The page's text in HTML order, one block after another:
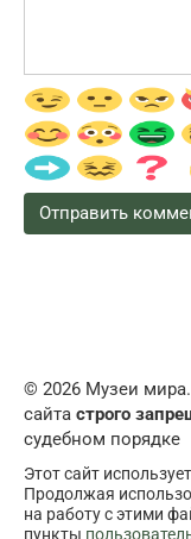
© 2026 Музеи
сайта строго
судебном порядке
Этот сайт использует
Продолжая
на работу с этими
пункты